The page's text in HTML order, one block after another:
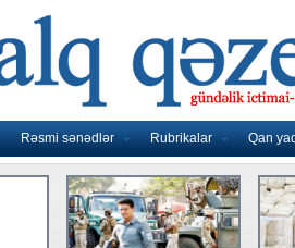
Rəsmi sənədlər Rubrikalar Qan